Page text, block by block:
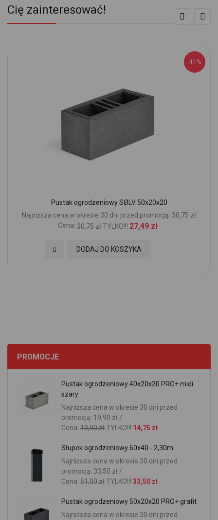
Cię zainteresować!
-11%
Pustak ogrodzeniowy SØLV 50x20x20
Najniższa cena w okresie 30 dni przed promocją: 30,75 zł
Cena: 30,75 złTYLKO!!! 27,49 zł
DODAJ DO KOSZYKA
Dodaj do Ulubionych
PROMOCJE
Pustak ogrodzeniowy 40x20x20 PRO+ midi
szary
Najniższa cena w okresie 30 dni przed
promocją: 19,90 zł /
Cena: 19,90 złTYLKO!!! 14,75 zł
Słupek ogrodzeniowy 60x40 - 2,30m
Najniższa cena w okresie 30 dni przed
promocją: 33,50 zł /
Cena: 51,00 złTYLKO!!! 33,50 zł
Pustak ogrodzeniowy 50x20x20 PRO+ grafit
Najniższa cena w okresie 30 dni przed